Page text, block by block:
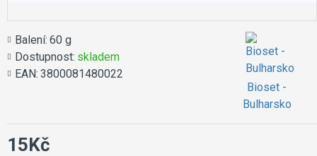
Balení: 60 g
Dostupnost: skladem
EAN: 3800081480022
Bioset -
Bulharsko
15Kč